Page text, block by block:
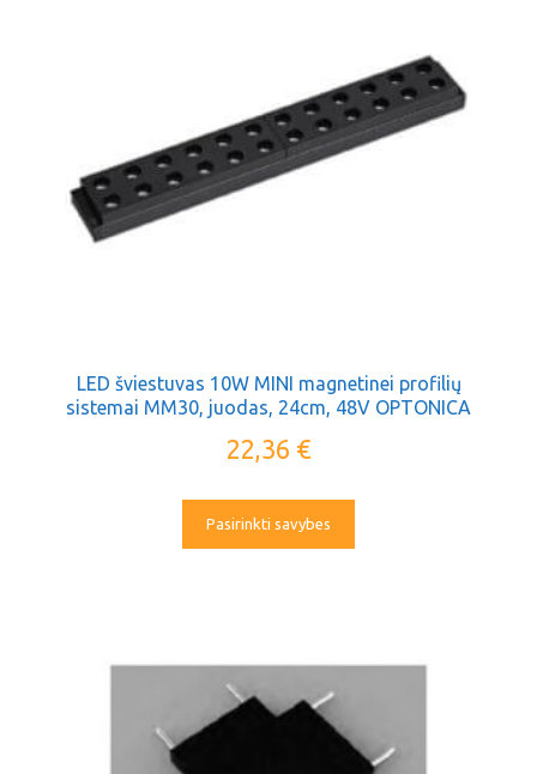
LED šviestuvas 10W MINI magnetinei profilių
sistemai MM30, juodas, 24cm, 48V OPTONICA
22,36 €
Pasirinkti savybes